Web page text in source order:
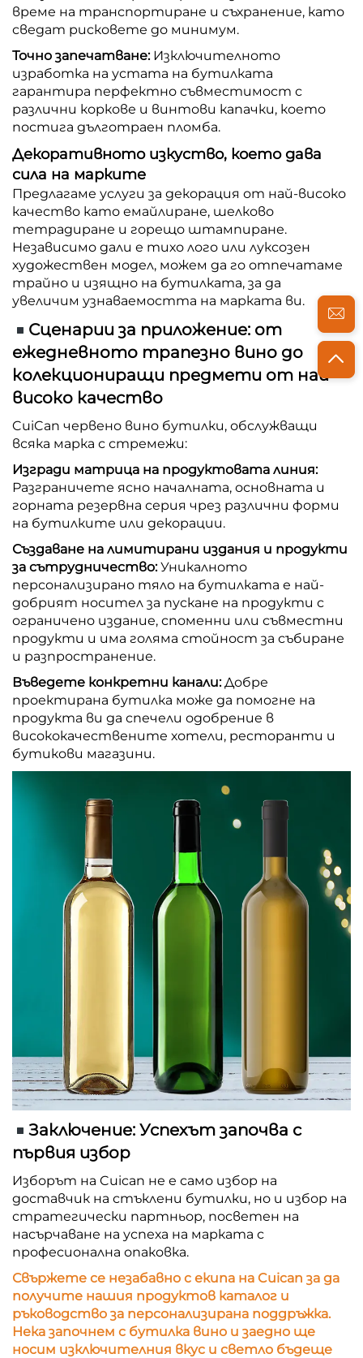
време на транспортиране и съхранение, като
сведат рисковете до минимум.
Точно запечатване: Изключителното
изработка на устата на бутилката
гарантира перфектно съвместимост с
различни коркове и винтови капачки, което
постига дълготраен пломба.
Декоративното изкуство, което дава
сила на марките
Предлагаме услуги за декорация от най-високо
качество като емайлиране, шелково
тетрадиране и горещо штампиране.
Независимо дали е тихо лого или луксозен
художествен модел, можем да го отпечатаме
трайно и изящно на бутилката, за да
увеличим узнаваемостта на марката ви.
Сценарии за приложение: от
ежедневното трапезно вино до
колекциониращи предмети от най-
високо качество
CuiCan червено вино бутилки, обслужващи
всяка марка с стремежи:
Изгради матрица на продуктовата линия:
Разграничете ясно началната, основната и
горната резервна серия чрез различни форми
на бутилките или декорации.
Създаване на лимитирани издания и продукти
за сътрудничество:Уникалното
персонализирано тяло на бутилката е най-
добрият носител за пускане на продукти с
ограничено издание, споменни или съвместни
продукти и има голяма стойност за събиране
и разпространение.
Въведете конкретни канали: Добре
проектирана бутилка може да помогне на
продукта ви да спечели одобрение в
висококачествените хотели, ресторанти и
бутикови магазини.
Заключение: Успехът започва с
първия избор
Изборът на Cuican не е само избор на
доставчик на стъклени бутилки, но и избор на
стратегически партньор, посветен на
насърчаване на успеха на марката с
професионална опаковка.
Свържете се незабавно с екипа на Cuican за да
получите нашия продуктов каталог и
ръководство за персонализирана поддръжка.
Нека започнем с бутилка вино и заедно ще
носим изключителния вкус и светло бъдеще